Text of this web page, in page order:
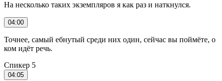
На несколько таких экземпляров я как раз и наткнулся.
04:00
Точнее, самый ебнутый среди них один, сейчас вы поймёте, о
ком идёт речь.
Спикер 5
04:05